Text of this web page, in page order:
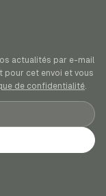
actualités par e-mail
pour cet envoi et vous
de confidentialité.